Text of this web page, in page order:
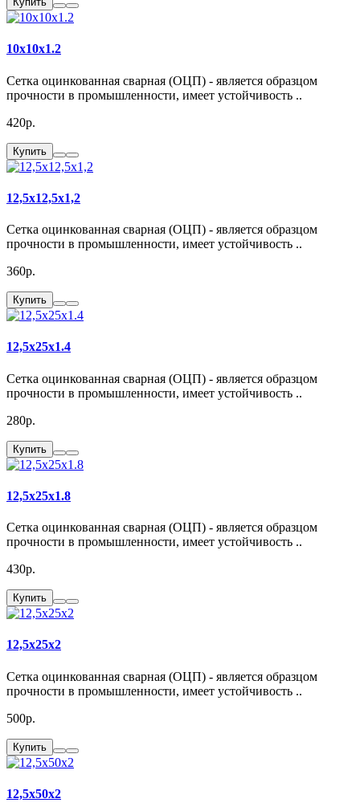
10х10х1.2
Сетка оцинкованная сварная (ОЦП) - является образцом
прочности в промышленности, имеет устойчивость ..
420р.
Купить
12,5x12,5x1,2
Сетка оцинкованная сварная (ОЦП) - является образцом
прочности в промышленности, имеет устойчивость ..
360р.
Купить
12,5x25x1.4
Сетка оцинкованная сварная (ОЦП) - является образцом
прочности в промышленности, имеет устойчивость ..
280р.
Купить
12,5x25x1.8
Сетка оцинкованная сварная (ОЦП) - является образцом
прочности в промышленности, имеет устойчивость ..
430р.
Купить
12,5x25x2
Сетка оцинкованная сварная (ОЦП) - является образцом
прочности в промышленности, имеет устойчивость ..
500р.
Купить
12,5x50x2